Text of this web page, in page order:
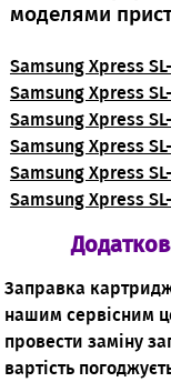
моделями
Samsung Xpress
Samsung Xpress
Samsung Xpress
Samsung Xpress
Samsung Xpress
Samsung Xpress
Заправка
нашим сервісним
провести заміну
вартість